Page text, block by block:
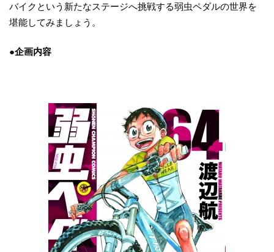
バイクという新たなステージへ挑戦する弱虫ペダルの世界を
堪能してみましょう。
●企画内容